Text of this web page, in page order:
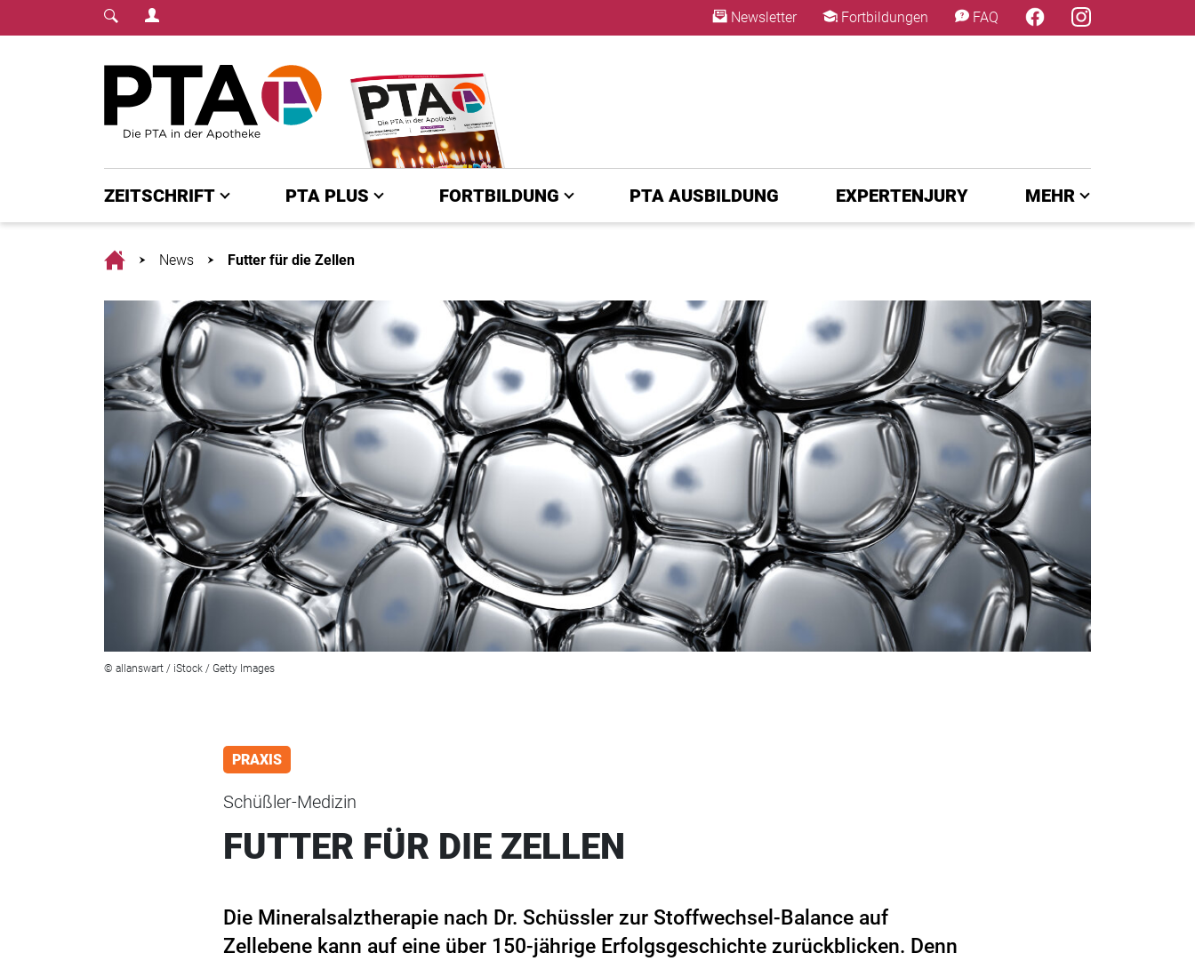
Login Menu Newsletter Fortbildungen FAQ
ZEITSCHRIFT PTA PLUS FORTBILDUNG PTA AUSBILDUNG EXPERTENJURY MEHR
HomeNews Futter für die Zellen
© allanswart / iStock / Getty Images
PRAXIS
Schüßler-Medizin
FUTTER FÜR DIE ZELLEN
Die Mineralsalztherapie nach Dr. Schüssler zur Stoffwechsel-Balance auf
Zellebene kann auf eine über 150-jährige Erfolgsgeschichte zurückblicken. Denn
×